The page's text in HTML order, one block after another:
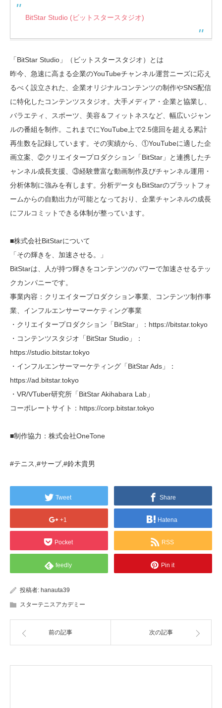
BitStar Studio (ビットスタースタジオ)
「BitStar Studio」（ビットスタースタジオ）とは
昨今、急速に高まる企業のYouTubeチャンネル運営ニーズに応え
るべく設立された、企業オリジナルコンテンツの制作やSNS配信
に特化したコンテンツスタジオ。大手メディア・企業と協業し、
バラエティ、スポーツ、美容＆フィットネスなど、幅広いジャン
ルの番組を制作。これまでにYouTube上で2.5億回を超える累計
再生数を記録しています。その実績から、①YouTubeに適した企
画立案、②クリエイタープロダクション「BitStar」と連携したチ
ャンネル成長支援、③経験豊富な動画制作及びチャンネル運用・
分析体制に強みを有します。分析データもBitStarのプラットフォ
ームからの自動出力が可能となっており、企業チャンネルの成長
にフルコミットできる体制が整っています。
■株式会社BitStarについて
「その輝きを、加速させる。」
BitStarは、人が持つ輝きをコンテンツのパワーで加速させるテッ
クカンパニーです。
事業内容：クリエイタープロダクション事業、コンテンツ制作事
業、インフルエンサーマーケティング事業
・クリエイタープロダクション「BitStar」：https://bitstar.tokyo
・コンテンツスタジオ「BitStar Studio」：
https://studio.bitstar.tokyo
・インフルエンサーマーケティング「BitStar Ads」：
https://ad.bitstar.tokyo
・VR/VTuber研究所「BitStar Akihabara Lab」
コーポレートサイト：https://corp.bitstar.tokyo
■制作協力：株式会社OneTone
#テニス,#サーブ,#鈴木貴男
Tweet Share
+1 Hatena
Pocket RSS
feedly Pin it
投稿者: hanauta39
スターテニスアカデミー
前の記事 次の記事